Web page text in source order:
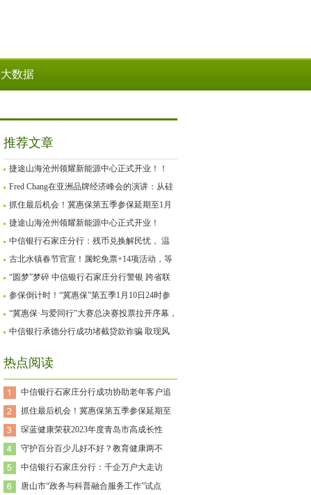
大数据
推荐文章
捷途山海沧州领耀新能源中心正式开业！！
Fred Chang在亚洲品牌经济峰会的演讲：从硅
谷Mafia到GenZ创业
抓住最后机会！冀惠保第五季参保延期至1月
27日
捷途山海沧州领耀新能源中心正式开业！
中信银行石家庄分行：残币兑换解民忧， 温
情服务暖人心
古北水镇春节官宣！属蛇免票+14项活动，等
你来“闹”新春！
“圆梦”梦碎 中信银行石家庄分行警银 跨省联
动为客户追回被骗资金
参保倒计时！“冀惠保”第五季1月10日24时参
保通道关闭！！
“冀惠保·与爱同行”大赛总决赛投票拉开序幕，
用爱点亮特殊儿童的未来
中信银行承德分行成功堵截贷款诈骗 取现风
热点阅读
中信银行石家庄分行成功协助老年客户追
抓住最后机会！冀惠保第五季参保延期至
琛蓝健康荣获2023年度青岛市高成长性
守护百分百少儿好不好？教育健康两不
中信银行石家庄分行：千企万户大走访
唐山市“政务与科普融合服务工作”试点